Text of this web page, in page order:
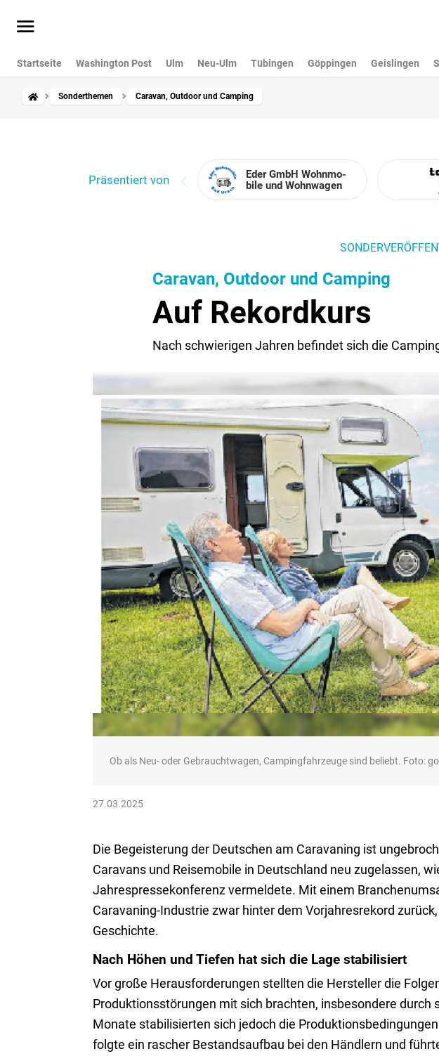
Startseite Washington Post Ulm Neu-Ulm Tübingen Göppingen Geislingen
Sonderthemen Caravan, Outdoor und Camping
Präsentiert von
Eder GmbH Wohn­mo­
bile und Wohn­wagen
Caravan, Outdoor und Camping
Auf Rekordkurs
Nach schwierigen Jahren befindet sich die
Ob als Neu- oder Gebrauchtwagen, Campingfahrzeuge sind beliebt. Foto:
27.03.2025
Die Begeisterung der Deutschen am Caravaning ist
Caravans und Reisemobile in Deutschland neu zugelassen,
Jahrespressekonferenz vermeldete. Mit einem
Caravaning-Industrie zwar hinter dem Vorjahresrekord
Geschichte.
Nach Höhen und Tiefen hat sich die Lage stabilisiert
Vor große Herausforderungen stellten die Hersteller die
Produktionsstörungen mit sich brachten, insbesondere
Monate stabilisierten sich jedoch die
folgte ein rascher Bestandsaufbau bei den Händlern und